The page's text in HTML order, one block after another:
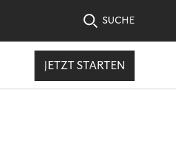
SUCHE
JETZT STARTEN